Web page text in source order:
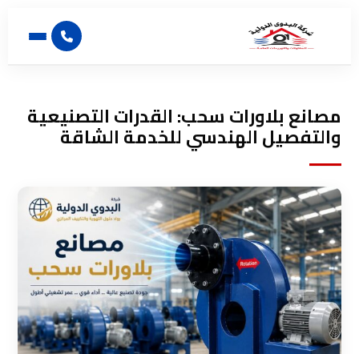
مصانع بلاورات سحب: القدرات التصنيعية
والتفصيل الهندسي للخدمة الشاقة